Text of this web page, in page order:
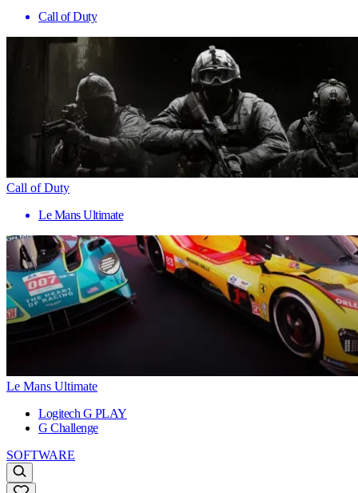
Call of Duty
Call of Duty
Le Mans Ultimate
Le Mans Ultimate
Logitech G PLAY
G Challenge
SOFTWARE